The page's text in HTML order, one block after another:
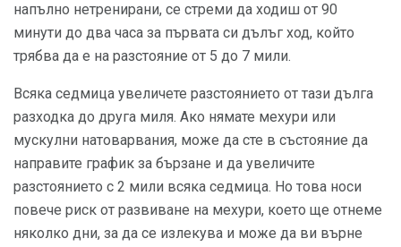
напълно нетренирани, се стреми да ходиш от 90
минути до два часа за първата си дълъг ход, който
трябва да е на разстояние от 5 до 7 мили.
Всяка седмица увеличете разстоянието от тази дълга
разходка до друга миля. Ако нямате мехури или
мускулни натоварвания, може да сте в състояние да
направите график за бързане и да увеличите
разстоянието с 2 мили всяка седмица. Но това носи
повече риск от развиване на мехури, което ще отнеме
няколко дни, за да се излекува и може да ви върне